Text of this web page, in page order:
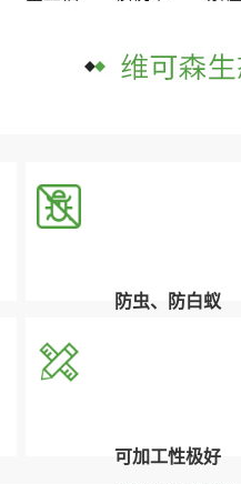
防虫、防白蚁
可加工性极好